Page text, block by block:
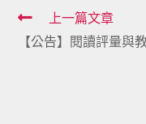
Read
more
上一篇文章
【公告】閱讀評量與